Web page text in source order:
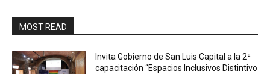
MOST READ
Invita Gobierno de San Luis Capital a la 2ª
capacitación “Espacios Inclusivos Distintivo